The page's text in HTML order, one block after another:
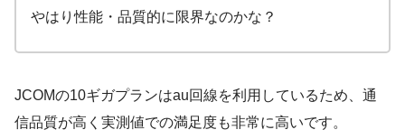
やはり性能・品質的に限界なのかな？
JCOMの10ギガプランはau回線を利用しているため、通
信品質が高く実測値での満足度も非常に高いです。